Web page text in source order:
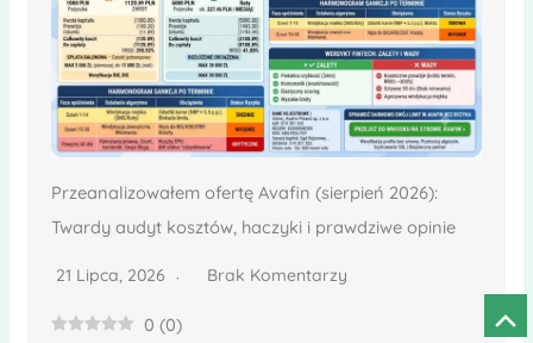
Przeanalizowałem ofertę Avafin (sierpień 2026):
Twardy audyt kosztów, haczyki i prawdziwe opinie
21 Lipca, 2026 Brak Komentarzy
0 (0)